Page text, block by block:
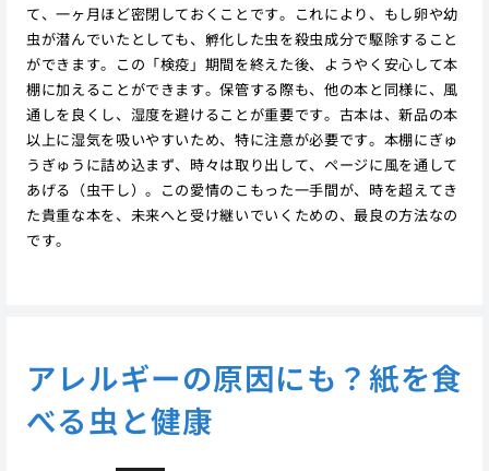
て、一ヶ月ほど密閉しておくことです。これにより、もし卵や幼
虫が潜んでいたとしても、孵化した虫を殺虫成分で駆除すること
ができます。この「検疫」期間を終えた後、ようやく安心して本
棚に加えることができます。保管する際も、他の本と同様に、風
通しを良くし、湿度を避けることが重要です。古本は、新品の本
以上に湿気を吸いやすいため、特に注意が必要です。本棚にぎゅ
うぎゅうに詰め込まず、時々は取り出して、ページに風を通して
あげる（虫干し）。この愛情のこもった一手間が、時を超えてき
た貴重な本を、未来へと受け継いでいくための、最良の方法なの
です。
アレルギーの原因にも？紙を食
べる虫と健康